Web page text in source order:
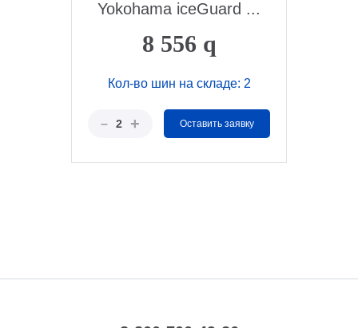
Yokohama iceGuard ...
8 556 q
Кол-во шин на складе: 2
– 2 + Оставить заявку